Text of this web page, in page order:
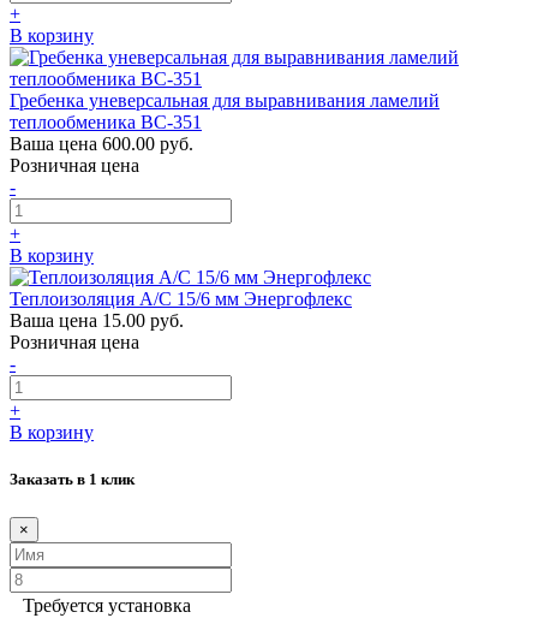
+
В корзину
Гребенка уневерсальная для выравнивания ламелий
теплообменика ВС-351
Ваша цена 600.00 руб.
Розничная цена
-
+
В корзину
Теплоизоляция А/С 15/6 мм Энергофлекс
Ваша цена 15.00 руб.
Розничная цена
-
+
В корзину
Заказать в 1 клик
×
Требуется установка